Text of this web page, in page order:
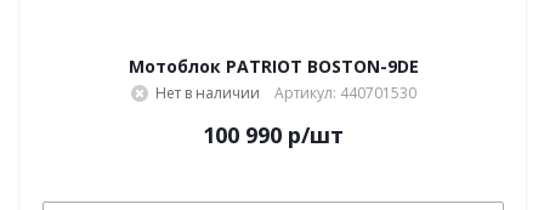
Мотоблок PATRIOT BOSTON-9DE
Нет в наличии Артикул: 440701530
100 990 р/шт